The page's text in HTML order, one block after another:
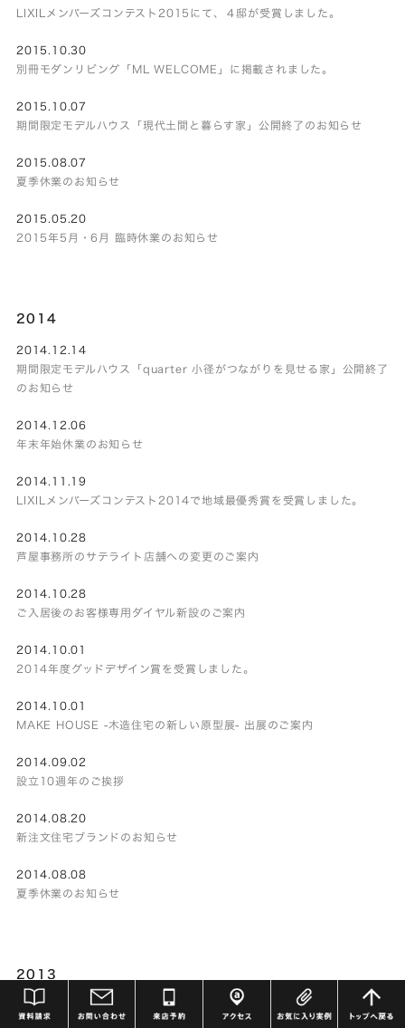
LIXILメンバーズコンテスト2015にて、４邸が受賞しました。
2015.10.30
別冊モダンリビング「ML WELCOME」に掲載されました。
2015.10.07
期間限定モデルハウス「現代土間と暮らす家」公開終了のお知らせ
2015.08.07
夏季休業のお知らせ
2015.05.20
2015年5月・6月 臨時休業のお知らせ
2014
2014.12.14
期間限定モデルハウス「quarter 小径がつながりを見せる家」公開終了
のお知らせ
2014.12.06
年末年始休業のお知らせ
2014.11.19
LIXILメンバーズコンテスト2014で地域最優秀賞を受賞しました。
2014.10.28
芦屋事務所のサテライト店舗への変更のご案内
2014.10.28
ご入居後のお客様専用ダイヤル新設のご案内
2014.10.01
2014年度グッドデザイン賞を受賞しました。
2014.10.01
MAKE HOUSE -木造住宅の新しい原型展- 出展のご案内
2014.09.02
設立10週年のご挨拶
2014.08.20
新注文住宅ブランドのお知らせ
2014.08.08
夏季休業のお知らせ
2013
2013.12.05